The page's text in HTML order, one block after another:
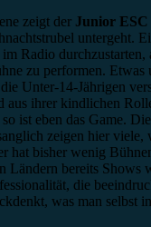
zeigt der Junior ESC
untergeht.
Radio durchzustarten,
zu performen. Etwas
Unter-14-Jährigen
aus ihrer kindlichen
ist eben das Game.
zeigen hier viele,
hat bisher wenig
Ländern bereits Shows
die
was man selbst